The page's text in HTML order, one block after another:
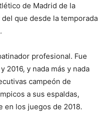
de Madrid de la
que desde la temporada
profesional. Fue
2016, y nada más y nada
campeón de
a sus espaldas,
en los juegos de 2018.